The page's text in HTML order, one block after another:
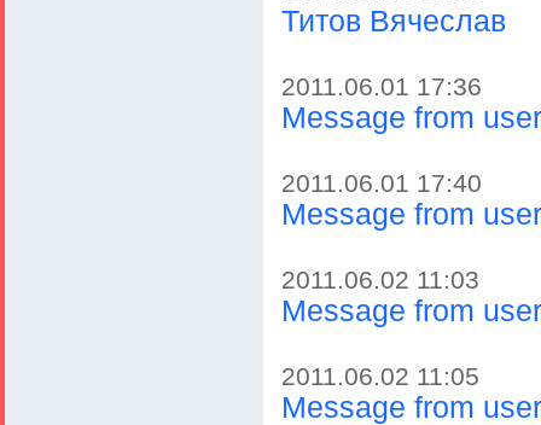
Титов Вячеслав
2011.06.01 17:36
Message from
2011.06.01 17:40
Message from
2011.06.02 11:03
Message from
2011.06.02 11:05
Message from